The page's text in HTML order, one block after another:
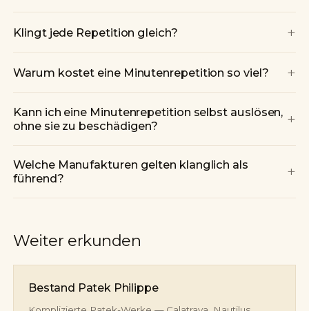
Klingt jede Repetition gleich? +
Warum kostet eine Minutenrepetition so viel? +
Kann ich eine Minutenrepetition selbst auslösen,
ohne sie zu beschädigen?
+
Welche Manufakturen gelten klanglich als
führend?
+
Weiter erkunden
Bestand Patek Philippe